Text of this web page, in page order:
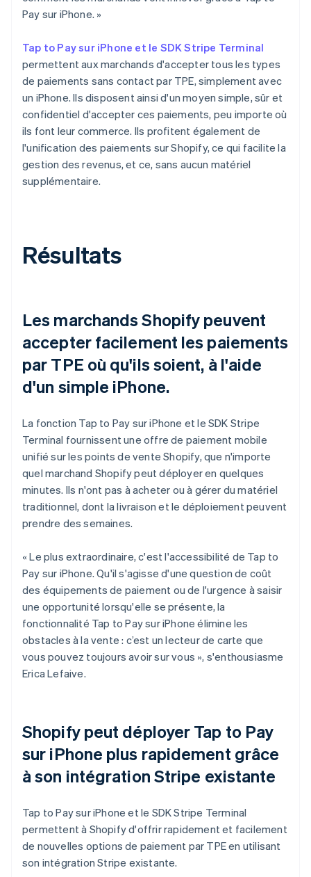
Pay sur iPhone. »
Tap to Pay sur iPhone et le SDK Stripe Terminal
permettent aux marchands d'accepter tous les types
de paiements sans contact par TPE, simplement avec
un iPhone. Ils disposent ainsi d'un moyen simple, sûr et
confidentiel d'accepter ces paiements, peu importe où
ils font leur commerce. Ils profitent également de
l'unification des paiements sur Shopify, ce qui facilite la
gestion des revenus, et ce, sans aucun matériel
supplémentaire.
Résultats
Les marchands Shopify peuvent
accepter facilement les paiements
par TPE où qu'ils soient, à l'aide
d'un simple iPhone.
La fonction Tap to Pay sur iPhone et le SDK Stripe
Terminal fournissent une offre de paiement mobile
unifié sur les points de vente Shopify, que n'importe
quel marchand Shopify peut déployer en quelques
minutes. Ils n'ont pas à acheter ou à gérer du matériel
traditionnel, dont la livraison et le déploiement peuvent
prendre des semaines.
« Le plus extraordinaire, c'est l'accessibilité de Tap to
Pay sur iPhone. Qu'il s'agisse d'une question de coût
des équipements de paiement ou de l'urgence à saisir
une opportunité lorsqu'elle se présente, la
fonctionnalité Tap to Pay sur iPhone élimine les
obstacles à la vente : c’est un lecteur de carte que
vous pouvez toujours avoir sur vous », s'enthousiasme
Erica Lefaive.
Shopify peut déployer Tap to Pay
sur iPhone plus rapidement grâce
à son intégration Stripe existante
Tap to Pay sur iPhone et le SDK Stripe Terminal
permettent à Shopify d'offrir rapidement et facilement
de nouvelles options de paiement par TPE en utilisant
son intégration Stripe existante.